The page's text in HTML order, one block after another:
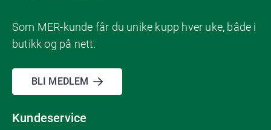
Som MER-kunde får du unike kupp hver uke, både i
butikk og på nett.
BLI MEDLEM
Kundeservice